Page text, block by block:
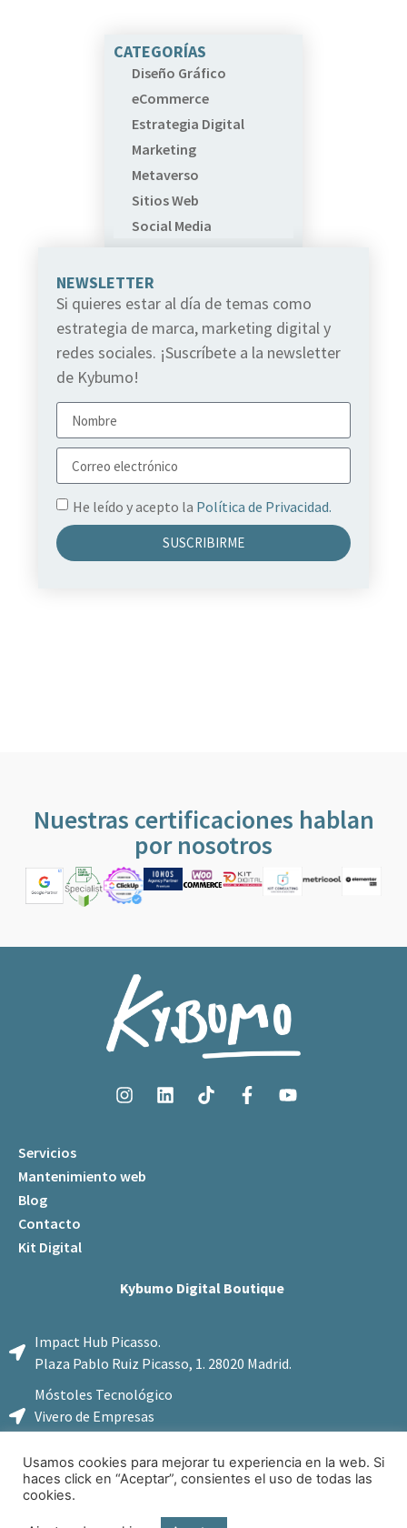
CATEGORÍAS
Diseño Gráfico
eCommerce
Estrategia Digital
Marketing
Metaverso
Sitios Web
Social Media
NEWSLETTER
Si quieres estar al día de temas como
estrategia de marca, marketing digital y
redes sociales. ¡Suscríbete a la newsletter
de Kybumo!
He leído y acepto la Política de Privacidad.
SUSCRIBIRME
Nuestras certificaciones hablan
por nosotros
Servicios
Mantenimiento web
Blog
Contacto
Kit Digital
Kybumo Digital Boutique
Impact Hub Picasso.
Plaza Pablo Ruiz Picasso, 1. 28020 Madrid.
Móstoles Tecnológico
Vivero de Empresas
Calle Federico Cantero Villamil, 2B. 28935 Móstoles, Madrid.
Usamos cookies para mejorar tu experiencia en la web. Si
haces click en “Aceptar”, consientes el uso de todas las
cookies.